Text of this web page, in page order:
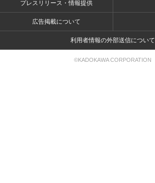
プレスリリース・情報提供
広告掲載について
利用者情報の外部送信について
©KADOKAWA CORPORATION